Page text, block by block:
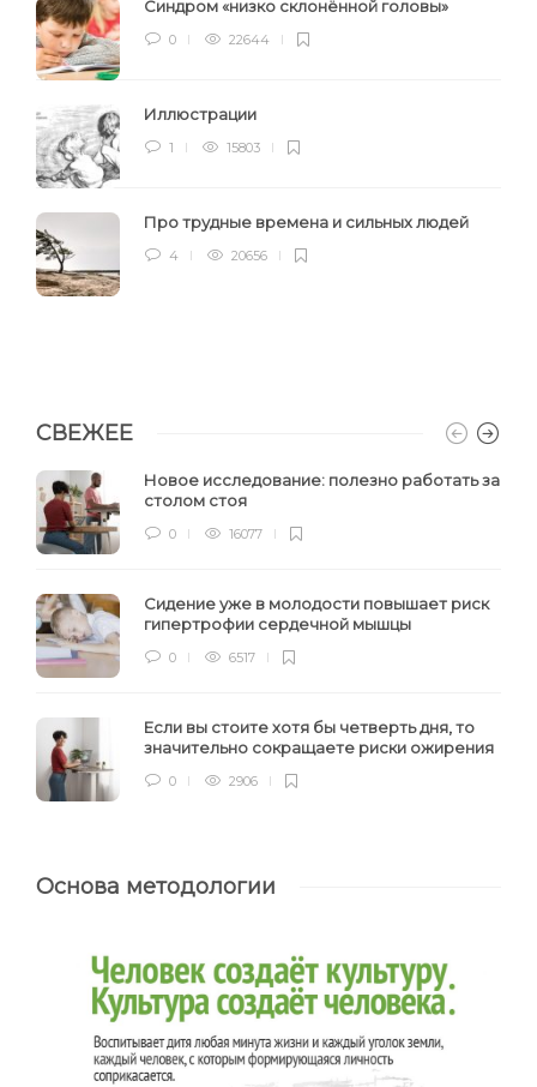
Синдром «низко склонённой головы»
0 22644
Иллюстрации
1 15803
Про трудные времена и сильных людей
4 20656
СВЕЖЕЕ
Новое исследование: полезно работать за
столом стоя
0 16077
Сидение уже в молодости повышает риск
гипертрофии сердечной мышцы
0 6517
Если вы стоите хотя бы четверть дня, то
значительно сокращаете риски ожирения
0 2906
Основа методологии